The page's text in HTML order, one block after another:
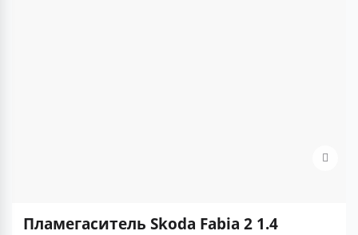
Пламегаситель Skoda Fabia 2 1.4